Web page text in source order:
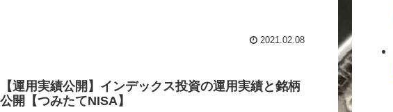
2021.02.08
【運用実績公開】インデックス投資の運用実績と銘柄
公開【つみたてNISA】